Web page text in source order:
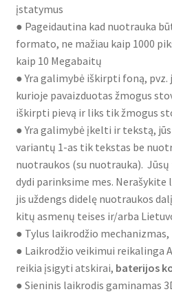
įstatymus
● Pageidautina kad nuotrauka
formato, ne mažiau kaip 1000
kaip 10 Megabaitų
● Yra galimybė iškirpti foną,
kurioje pavaizduotas žmogus
iškirpti pievą ir liks tik žmogus
● Yra galimybė įkelti ir tekstą,
variantų 1-as tik tekstas be
nuotraukos (su nuotrauka).
dydi parinksime mes.
jis uždengs didelę nuotraukos
kitų asmenų teises ir/arba
● Tylus laikrodžio
● Laikrodžio veikimui reikalinga
reikia įsigyti atskirai, baterijos
● Sieninis laikrodis gaminamas